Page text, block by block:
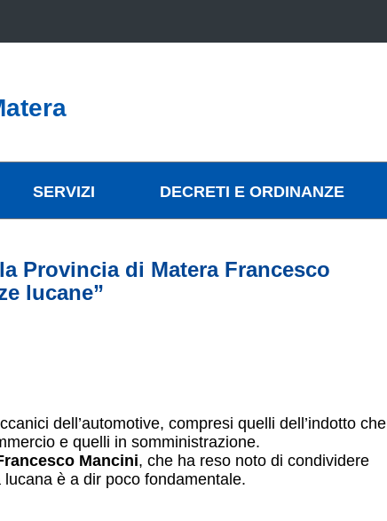
SERVIZI DECRETI E ORDINANZE
Provincia di Matera Francesco
lucane”
dell’automotive, compresi quelli dell’indotto che
e quelli in somministrazione.
Mancini, che ha reso noto di condividere
è a dir poco fondamentale.